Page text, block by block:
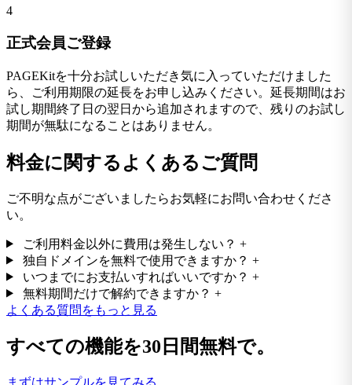
4
正式会員ご登録
PAGEKitを十分お試しいただき気に入っていただけました
ら、ご利用期限の延長をお申し込みください。延長期間はお
試し期間終了日の翌日から追加されますので、残りのお試し
期間が無駄になることはありません。
料金に関するよくあるご質問
ご不明な点がございましたらお気軽にお問い合わせくださ
い。
ご利用料金以外に費用は発生しない？ +
独自ドメインを無料で使用できますか？ +
いつまでにお支払いすればいいですか？ +
無料期間だけで解約できますか？ +
よくある質問をもっと見る
すべての機能を30日間無料で。